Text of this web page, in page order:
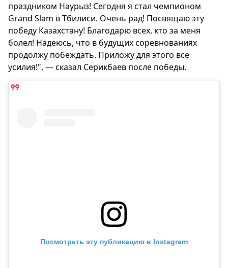
праздником Наурыз! Сегодня я стал чемпионом
Grand Slam в Тбилиси. Очень рад! Посвящаю эту
победу Казахстану! Благодарю всех, кто за меня
болел! Надеюсь, что в будущих соревнованиях
продолжу побеждать. Приложу для этого все
усилия!", — сказал Серикбаев после победы.
Посмотреть эту публикацию в Instagram